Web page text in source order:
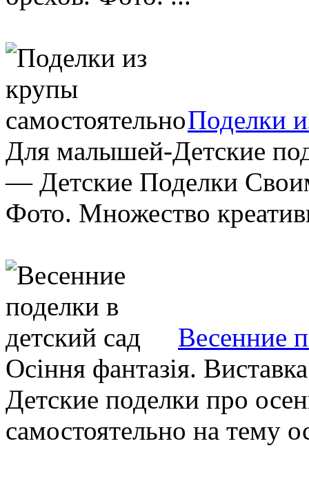
Поделки
Для малышей-Детские
— Детские Поделки
Фото. Множество
Весенние
Осіння фантазія.
Детские поделки про
самостоятельно на тему